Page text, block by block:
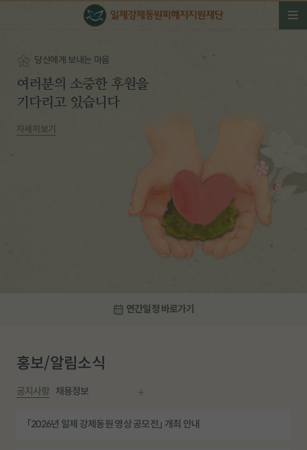
당신에게 보내는 마음
여러분의 소중한 후원을
기다리고 있습니다
자세히보기
연간일정 바로가기
홍보/알림소식
공지사항 채용정보
「2026년 일제 강제동원 영상 공모전」 개최 안내